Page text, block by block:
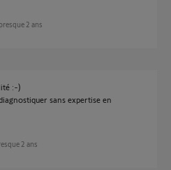
2 ans
:-)
sans expertise en
2 ans